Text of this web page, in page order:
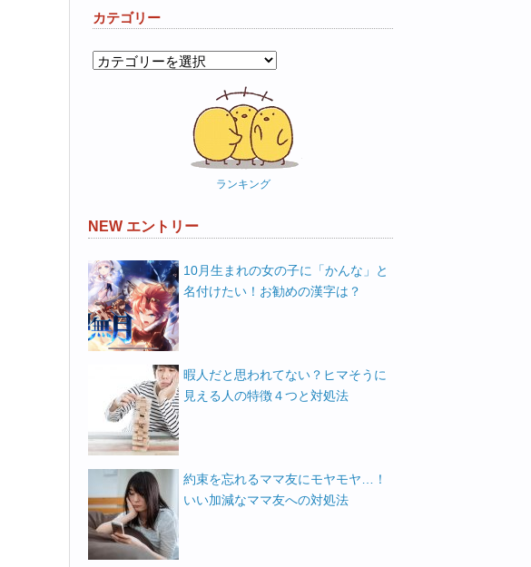
カテゴリー
カ
ランキング
NEW エントリー
10月生まれの女の子に「かんな」と
名付けたい！お勧めの漢字は？
暇人だと思われてない？ヒマそうに
見える人の特徴４つと対処法
約束を忘れるママ友にモヤモヤ…！
いい加減なママ友への対処法